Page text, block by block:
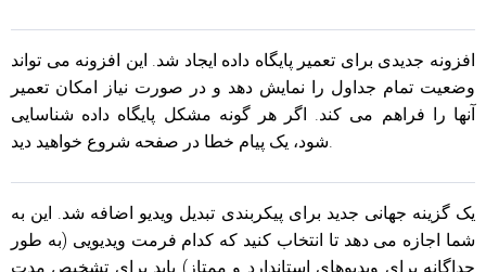
افزونه جدیدی برای تعمیر پایگاه داده ایجاد شد. این افزونه می تواند
وضعیت تمام جداول را نمایش دهد و در صورت نیاز امکان تعمیر
آنها را فراهم می کند. اگر هر گونه مشکل پایگاه داده شناسایی
شود، یک پیام خطا در صفحه شروع خواهید دید.
یک گزینه جهانی جدید برای پیکربندی تبدیل ویدیو اضافه شد. این به
شما اجازه می دهد تا انتخاب کنید که کدام فرمت ویدیویی (به طور
جداگانه برای ویدیوهای استاندارد و ممتاز) باید برای تشخیص مدت